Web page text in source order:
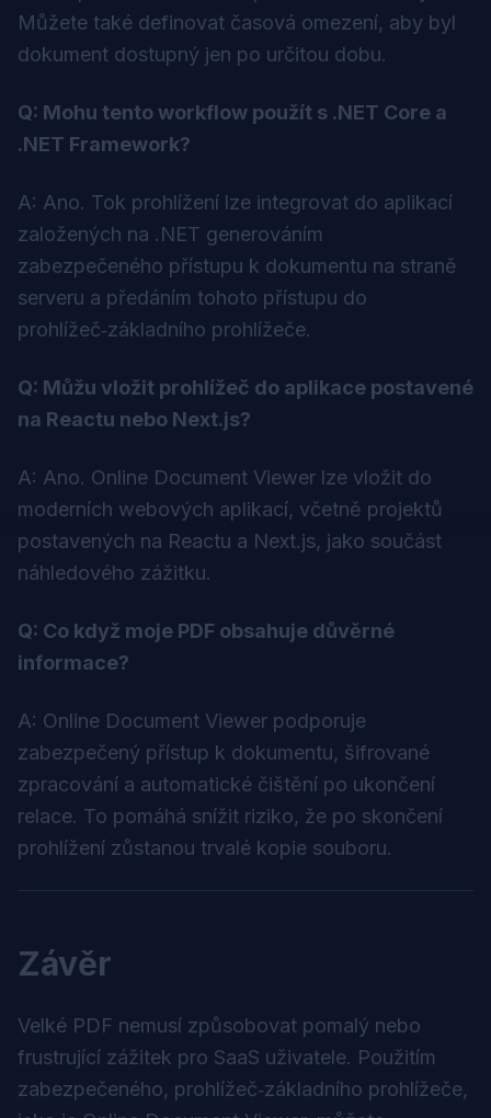
Můžete také definovat časová omezení, aby byl
dokument dostupný jen po určitou dobu.
Q: Mohu tento workflow použít s .NET Core a
.NET Framework?
A: Ano. Tok prohlížení lze integrovat do aplikací
založených na .NET generováním
zabezpečeného přístupu k dokumentu na straně
serveru a předáním tohoto přístupu do
prohlížeč‑základního prohlížeče.
Q: Můžu vložit prohlížeč do aplikace postavené
na Reactu nebo Next.js?
A: Ano. Online Document Viewer lze vložit do
moderních webových aplikací, včetně projektů
postavených na Reactu a Next.js, jako součást
náhledového zážitku.
Q: Co když moje PDF obsahuje důvěrné
informace?
A: Online Document Viewer podporuje
zabezpečený přístup k dokumentu, šifrované
zpracování a automatické čištění po ukončení
relace. To pomáhá snížit riziko, že po skončení
prohlížení zůstanou trvalé kopie souboru.
Závěr
Velké PDF nemusí způsobovat pomalý nebo
frustrující zážitek pro SaaS uživatele. Použitím
zabezpečeného, prohlížeč‑základního prohlížeče,